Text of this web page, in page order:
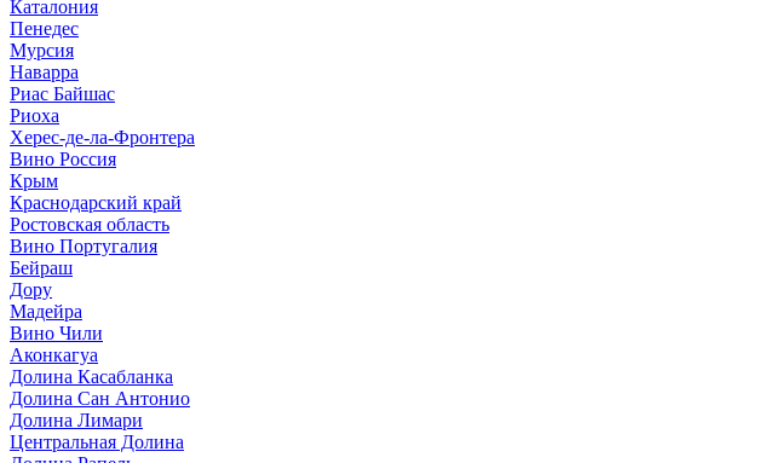
Каталония
Пенедес
Мурсия
Наварра
Риас Байшас
Риоха
Херес-де-ла-Фронтера
Вино Россия
Крым
Краснодарский край
Ростовская область
Вино Португалия
Бейраш
Дору
Мадейра
Вино Чили
Аконкагуа
Долина Касабланка
Долина Сан Антонио
Долина Лимари
Центральная Долина